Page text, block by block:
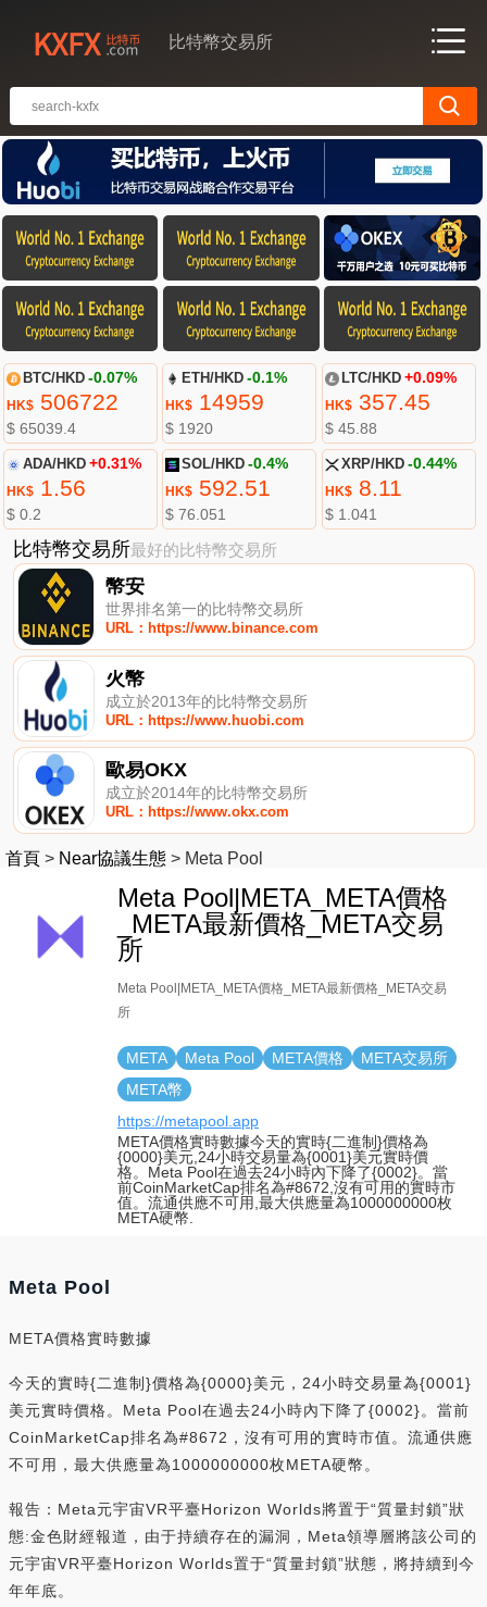
比特幣交易所
BTC/HKD -0.07%
HK$506722
$ 65039.4
ETH/HKD -0.1%
HK$ 14959
$ 1920
LTC/HKD +0.09%
HK$357.45
$ 45.88
ADA/HKD +0.31%
HK$1.56
$ 0.2
SOL/HKD -0.4%
HK$ 592.51
$ 76.051
XRP/HKD -0.44%
HK$8.11
$ 1.041
比特幣交易所最好的比特幣交易所
幣安
世界排名第一的比特幣交易所
URL：https://www.binance.com
火幣
成立於2013年的比特幣交易所
URL：https://www.huobi.com
歐易OKX
成立於2014年的比特幣交易所
URL：https://www.okx.com
首頁 > Near協議生態 > Meta Pool
Meta Pool|META_META價格
_META最新價格_META交易
所
Meta Pool|META_META價格_META最新價格_META交易
所
META Meta Pool META價格
META交易所
META幣
https://metapool.app
META價格實時數據今天的實時{二進制}價格為
{0000}美元,24小時交易量為{0001}美元實時價
格。Meta Pool在過去24小時內下降了{0002}。當
前CoinMarketCap排名為#8672,沒有可用的實時市
值。流通供應不可用,最大供應量為1000000000枚
META硬幣.
Meta Pool
META價格實時數據
今天的實時{二進制}價格為{0000}美元，24小時交易量為{0001}
美元實時價格。Meta Pool在過去24小時內下降了{0002}。當前
CoinMarketCap排名為#8672，沒有可用的實時市值。流通供應
不可用，最大供應量為1000000000枚META硬幣。
報告：Meta元宇宙VR平臺Horizon Worlds將置于“質量封鎖”狀
態:金色財經報道，由于持續存在的漏洞，Meta領導層將該公司的
元宇宙VR平臺Horizon Worlds置于“質量封鎖”狀態，將持續到今
年年底。